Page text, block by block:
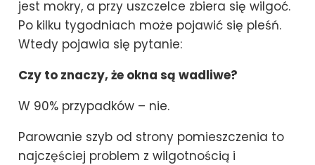
jest mokry, a przy uszczelce zbiera się wilgoć.
Po kilku tygodniach może pojawić się pleśń.
Wtedy pojawia się pytanie:
Czy to znaczy, że okna są wadliwe?
W 90% przypadków – nie.
Parowanie szyb od strony pomieszczenia to
najczęściej problem z wilgotnością i